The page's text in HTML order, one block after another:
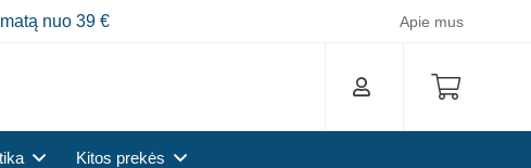
nuo 39 € Apie mus
Kitos prekės